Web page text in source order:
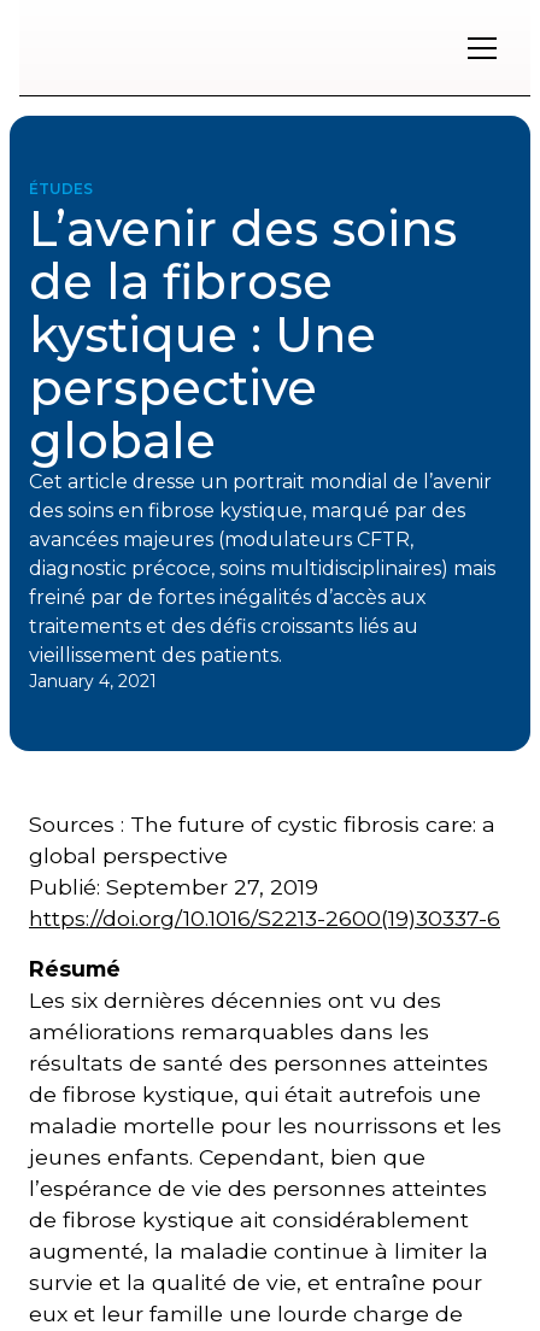
ÉTUDES
L’avenir des soins
de la fibrose
kystique : Une
perspective
globale
Cet article dresse un portrait mondial de l’avenir
des soins en fibrose kystique, marqué par des
avancées majeures (modulateurs CFTR,
diagnostic précoce, soins multidisciplinaires) mais
freiné par de fortes inégalités d’accès aux
traitements et des défis croissants liés au
vieillissement des patients.
January 4, 2021
Sources : The future of cystic fibrosis care: a
global perspective
Publié: September 27, 2019
https://doi.org/10.1016/S2213-2600(19)30337-6
Résumé
Les six dernières décennies ont vu des
améliorations remarquables dans les
résultats de santé des personnes atteintes
de fibrose kystique, qui était autrefois une
maladie mortelle pour les nourrissons et les
jeunes enfants. Cependant, bien que
l’espérance de vie des personnes atteintes
de fibrose kystique ait considérablement
augmenté, la maladie continue à limiter la
survie et la qualité de vie, et entraîne pour
eux et leur famille une lourde charge de
Restons
en
contact
Inscrivez-
vous
à
notre
infolettre
pour
rester
à
l'affût
des
nouveautés.
Prénom
Courriel
*
M'inscrire